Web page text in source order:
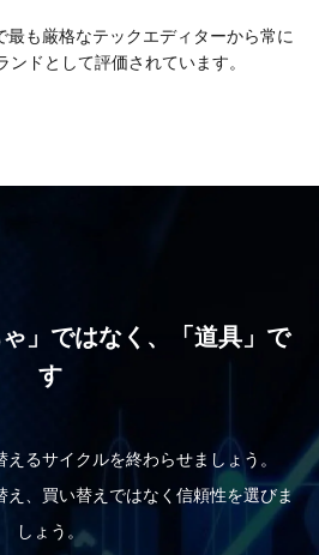
も厳格なテックエディターから常に
ンドとして評価されています。
」ではなく、「道具」で
す
るサイクルを終わらせましょう。
え、買い替えではなく信頼性を選びま
しょう。